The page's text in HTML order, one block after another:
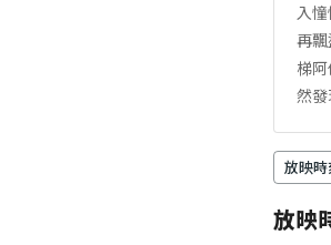
入
再
梯
然
放映時
放映